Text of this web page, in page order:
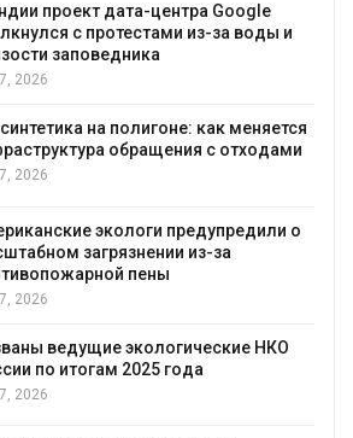
проект дата-центра Google
с протестами из-за воды и
заповедника
2026
на полигоне: как меняется
обращения с отходами
2026
экологи предупредили о
загрязнении из-за
пены
2026
ведущие экологические НКО
по итогам 2025 года
2026